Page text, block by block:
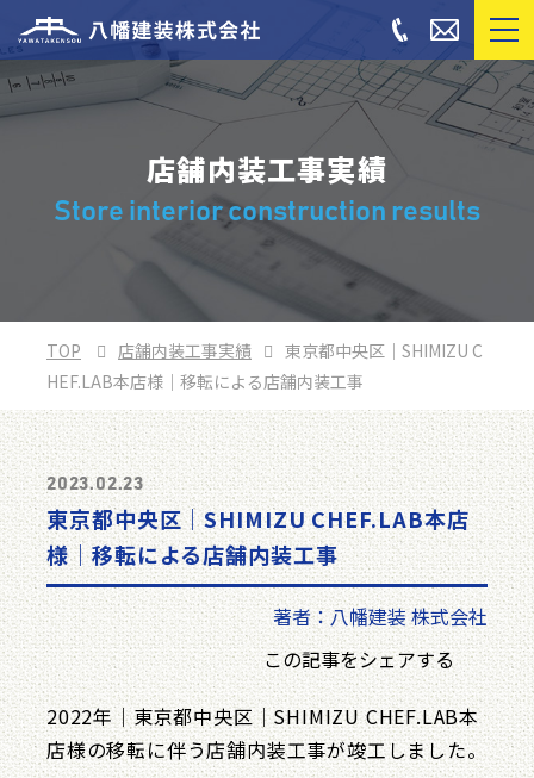
店舗内装工事実績
Store interior construction results
TOP 店舗内装工事実績
東京都中央区｜SHIMIZU C
HEF.LAB本店様｜移転による店舗内装工事
2023.02.23
東京都中央区｜SHIMIZU CHEF.LAB本店
様｜移転による店舗内装工事
著者：八幡建装 株式会社
この記事をシェアする
2022年｜東京都中央区｜SHIMIZU CHEF.LAB本
店様の移転に伴う店舗内装工事が竣工しました。